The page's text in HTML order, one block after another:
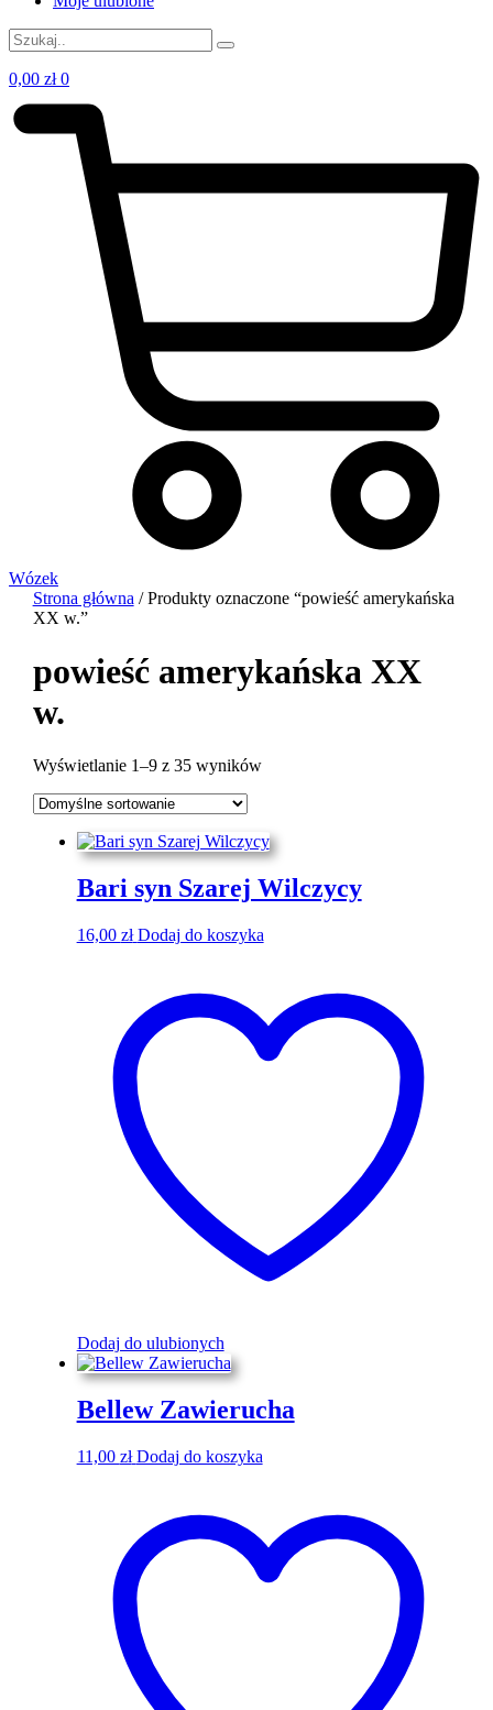
0,00 zł 0
Wózek
Strona główna / Produkty oznaczone “powieść amerykańska
XX w.”
powieść amerykańska XX
w.
Wyświetlanie 1–9 z 35 wyników
Bari syn Szarej Wilczycy
16,00 zł Dodaj do koszyka
Dodaj do ulubionych
Bellew Zawierucha
11,00 zł Dodaj do koszyka